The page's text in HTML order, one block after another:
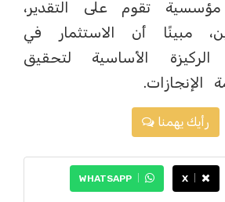
تقوم على التقدير،
مبينًا أن الاستثمار في
الأساسية لتحقيق
الإنجازات.
رأيك يهمنا
X
WHATSAPP